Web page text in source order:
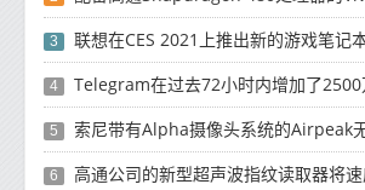
3 联想在CES 2021上推出新的游戏笔记
4 Telegram在过去72小时内增加了2500
5 索尼带有Alpha摄像头系统的Airpeak
6 高通公司的新型超声波指纹读取器将